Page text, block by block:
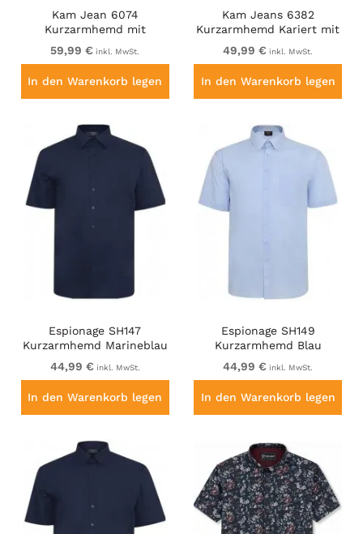
Kam Jean 6074
Kurzarmhemd mit
Totenkopfprint Schwarz
59,99 € inkl. MwSt.
In den Warenkorb legen
Kam Jeans 6382
Kurzarmhemd Kariert mit
Struktur Beige
49,99 € inkl. MwSt.
In den Warenkorb legen
Espionage SH147
Kurzarmhemd Marineblau
44,99 € inkl. MwSt.
In den Warenkorb legen
Espionage SH149
Kurzarmhemd Blau
44,99 € inkl. MwSt.
In den Warenkorb legen